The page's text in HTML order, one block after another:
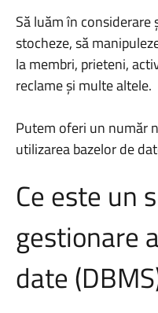
Să luăm în considerare
stocheze, să
la membri, prieteni,
reclame și multe altele.
Putem oferi un număr
utilizarea bazelor de
Ce este un
gestionare
date